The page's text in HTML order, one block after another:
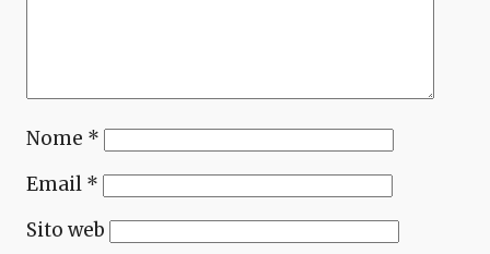
Nome *
Email *
Sito web